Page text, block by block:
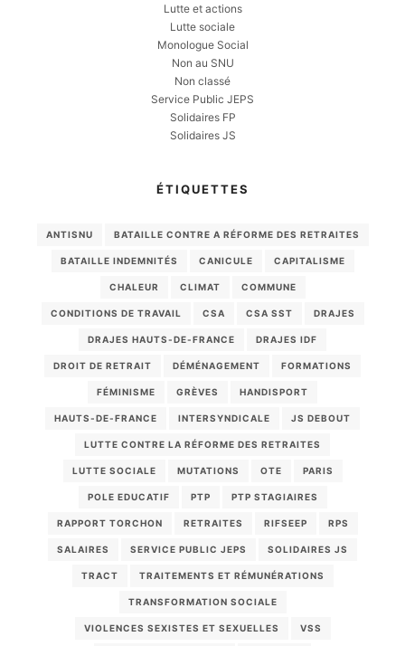
Lutte et actions
Lutte sociale
Monologue Social
Non au SNU
Non classé
Service Public JEPS
Solidaires FP
Solidaires JS
ÉTIQUETTES
ANTISNU BATAILLE CONTRE A RÉFORME DES RETRAITES
BATAILLE INDEMNITÉS CANICULE CAPITALISME
CHALEUR CLIMAT COMMUNE
CONDITIONS DE TRAVAIL CSA CSA SST DRAJES
DRAJES HAUTS-DE-FRANCE DRAJES IDF
DROIT DE RETRAIT DÉMÉNAGEMENT FORMATIONS
FÉMINISME GRÈVES HANDISPORT
HAUTS-DE-FRANCE INTERSYNDICALE JS DEBOUT
LUTTE CONTRE LA RÉFORME DES RETRAITES
LUTTE SOCIALE MUTATIONS OTE PARIS
POLE EDUCATIF PTP PTP STAGIAIRES
RAPPORT TORCHON RETRAITES RIFSEEP RPS
SALAIRES SERVICE PUBLIC JEPS SOLIDAIRES JS
TRACT TRAITEMENTS ET RÉMUNÉRATIONS
TRANSFORMATION SOCIALE
VIOLENCES SEXISTES ET SEXUELLES VSS